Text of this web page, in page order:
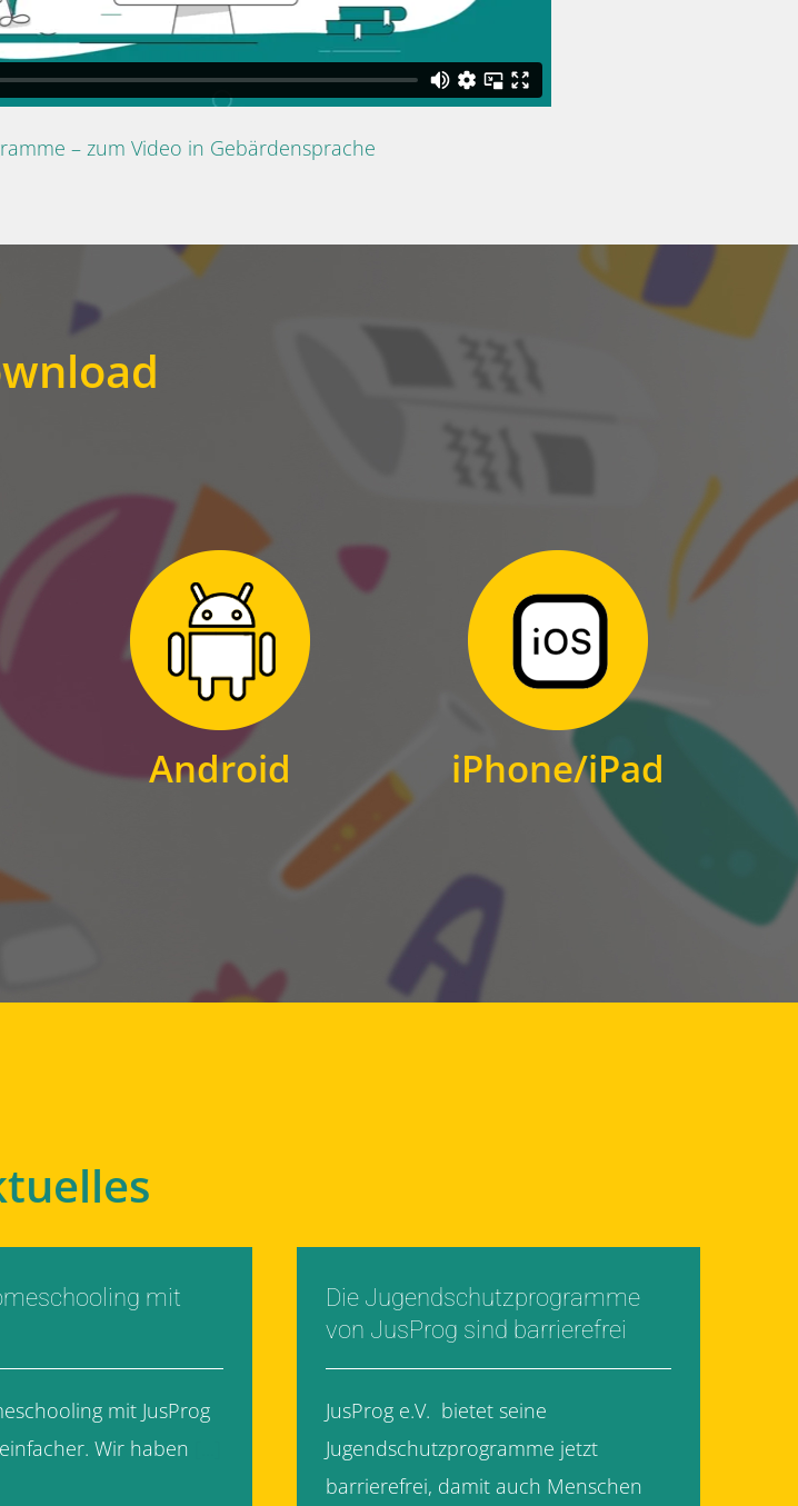
– zum Video in Gebärdensprache
Android
Zum Download
für Android
iPhone/iPad
Zum Download
für iPhone und iPad
mit
mit JusProg
Wir haben
Die Jugendschutzprogramme
von JusProg sind barrierefrei
JusProg e.V. bietet seine
Jugendschutzprogramme jetzt
barrierefrei, damit auch Menschen